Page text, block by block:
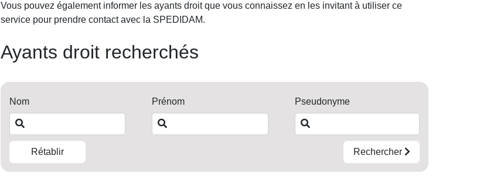
Vous pouvez également informer les ayants droit que vous connaissez en les invitant à utiliser ce
service pour prendre contact avec la SPEDIDAM.
Ayants droit recherchés
Nom Prénom Pseudonyme
Rétablir Rechercher